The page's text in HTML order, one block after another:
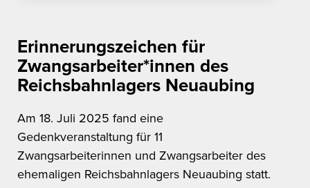
Erinnerungszeichen für
Zwangsarbeiter*innen des
Reichsbahnlagers Neuaubing
Am 18. Juli 2025 fand eine
Gedenkveranstaltung für 11
Zwangsarbeiterinnen und Zwangsarbeiter des
ehemaligen Reichsbahnlagers Neuaubing statt.